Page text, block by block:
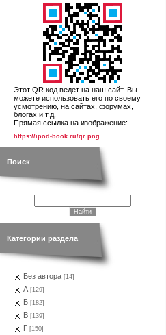
Этот QR код ведет на наш сайт. Вы
можете использовать его по своему
усмотрению, на сайтах, форумах,
блогах и т.д.
Прямая ссылка на изображение:
https://ipod-book.ru/qr.png
Поиск
Категории раздела
Без автора [14]
А [129]
Б [182]
В [139]
Г [150]